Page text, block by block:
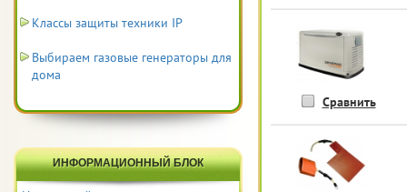
Сравнить
Классы защиты техники IP
Выбираем газовые генераторы для
дома
ИНФОРМАЦИОННЫЙ БЛОК